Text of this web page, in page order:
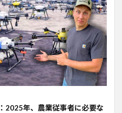
2025年、農業従事者に必要な